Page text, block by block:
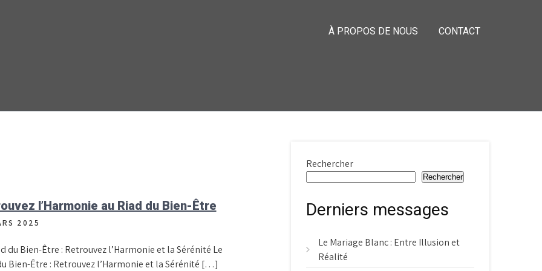
À PROPOS DE NOUS CONTACT
l’Harmonie au Riad du Bien-Être
2025
du Bien-Être : Retrouvez l’Harmonie et la Sérénité Le
Bien-Être : Retrouvez l’Harmonie et la Sérénité […]
Rechercher
Rechercher
Derniers messages
Le Mariage Blanc : Entre Illusion et
Réalité